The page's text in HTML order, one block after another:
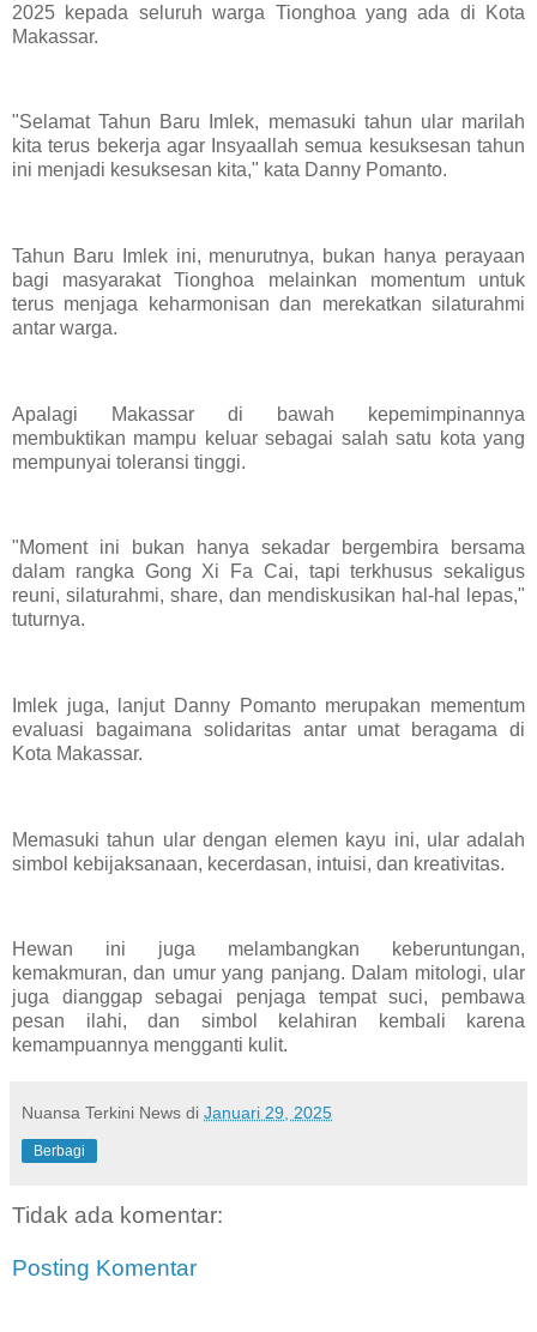
2025 kepada seluruh warga Tionghoa yang ada di Kota
Makassar.
"Selamat Tahun Baru Imlek, memasuki tahun ular marilah
kita terus bekerja agar Insyaallah semua kesuksesan tahun
ini menjadi kesuksesan kita," kata Danny Pomanto.
Tahun Baru Imlek ini, menurutnya, bukan hanya perayaan
bagi masyarakat Tionghoa melainkan momentum untuk
terus menjaga keharmonisan dan merekatkan silaturahmi
antar warga.
Apalagi Makassar di bawah kepemimpinannya
membuktikan mampu keluar sebagai salah satu kota yang
mempunyai toleransi tinggi.
"Moment ini bukan hanya sekadar bergembira bersama
dalam rangka Gong Xi Fa Cai, tapi terkhusus sekaligus
reuni, silaturahmi, share, dan mendiskusikan hal-hal lepas,"
tuturnya.
Imlek juga, lanjut Danny Pomanto merupakan mementum
evaluasi bagaimana solidaritas antar umat beragama di
Kota Makassar.
Memasuki tahun ular dengan elemen kayu ini, ular adalah
simbol kebijaksanaan, kecerdasan, intuisi, dan kreativitas.
Hewan ini juga melambangkan keberuntungan,
kemakmuran, dan umur yang panjang. Dalam mitologi, ular
juga dianggap sebagai penjaga tempat suci, pembawa
pesan ilahi, dan simbol kelahiran kembali karena
kemampuannya mengganti kulit.
Nuansa Terkini News di Januari 29, 2025
Berbagi
Tidak ada komentar:
Posting Komentar